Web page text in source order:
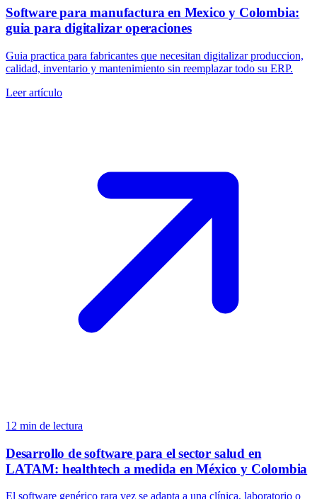
Software para manufactura en Mexico y Colombia:
guia para digitalizar operaciones
Guia practica para fabricantes que necesitan digitalizar produccion,
calidad, inventario y mantenimiento sin reemplazar todo su ERP.
Leer artículo
12 min de lectura
Desarrollo de software para el sector salud en
LATAM: healthtech a medida en México y Colombia
El software genérico rara vez se adapta a una clínica, laboratorio o